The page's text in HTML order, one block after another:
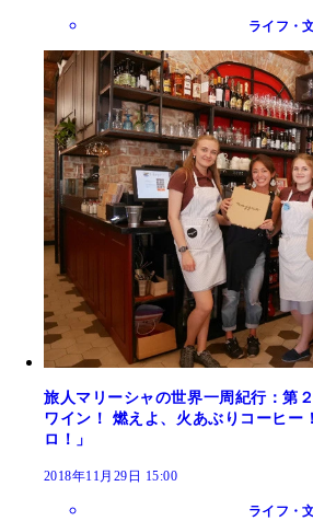
ライフ・
旅人マリーシャの世界一周紀行：第
ワイン！ 燃えよ、火あぶりコーヒー
ロ！」
2018年11月29日 15:00
ライフ・